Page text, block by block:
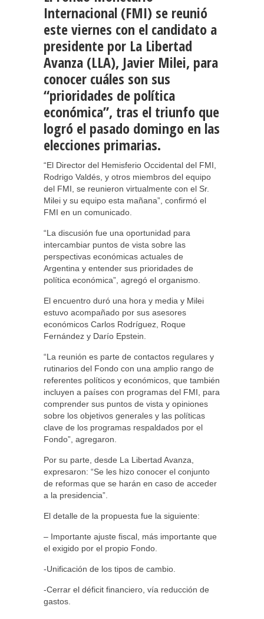
Internacional (FMI) se reunió
este viernes con el candidato a
presidente por La Libertad
Avanza (LLA), Javier Milei, para
conocer cuáles son sus
“prioridades de política
económica”, tras el triunfo que
logró el pasado domingo en las
elecciones primarias.
“El Director del Hemisferio Occidental del FMI,
Rodrigo Valdés, y otros miembros del equipo
del FMI, se reunieron virtualmente con el Sr.
Milei y su equipo esta mañana”, confirmó el
FMI en un comunicado.
“La discusión fue una oportunidad para
intercambiar puntos de vista sobre las
perspectivas económicas actuales de
Argentina y entender sus prioridades de
política económica”, agregó el organismo.
El encuentro duró una hora y media y Milei
estuvo acompañado por sus asesores
económicos Carlos Rodríguez, Roque
Fernández y Darío Epstein.
“La reunión es parte de contactos regulares y
rutinarios del Fondo con una amplio rango de
referentes políticos y económicos, que también
incluyen a países con programas del FMI, para
comprender sus puntos de vista y opiniones
sobre los objetivos generales y las políticas
clave de los programas respaldados por el
Fondo”, agregaron.
Por su parte, desde La Libertad Avanza,
expresaron: “Se les hizo conocer el conjunto
de reformas que se harán en caso de acceder
a la presidencia”.
El detalle de la propuesta fue la siguiente:
– Importante ajuste fiscal, más importante que
el exigido por el propio Fondo.
-Unificación de los tipos de cambio.
-Cerrar el déficit financiero, vía reducción de
gastos.